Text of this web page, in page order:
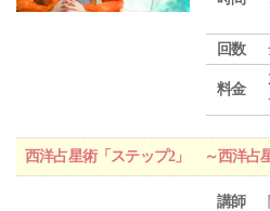
回数
料金
西洋占星術「ステップ2」 ～西洋占
講師